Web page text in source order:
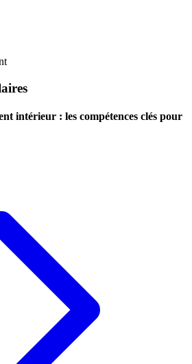
intérieur : les compétences clés pour